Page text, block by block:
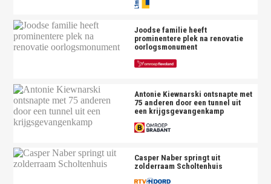
Joodse familie heeft
prominentere plek na renovatie
oorlogsmonument
Antonie Kiewnarski ontsnapte met
75 anderen door een tunnel uit
een krijgsgevangenkamp
Casper Naber springt uit
zolderraam Scholtenhuis